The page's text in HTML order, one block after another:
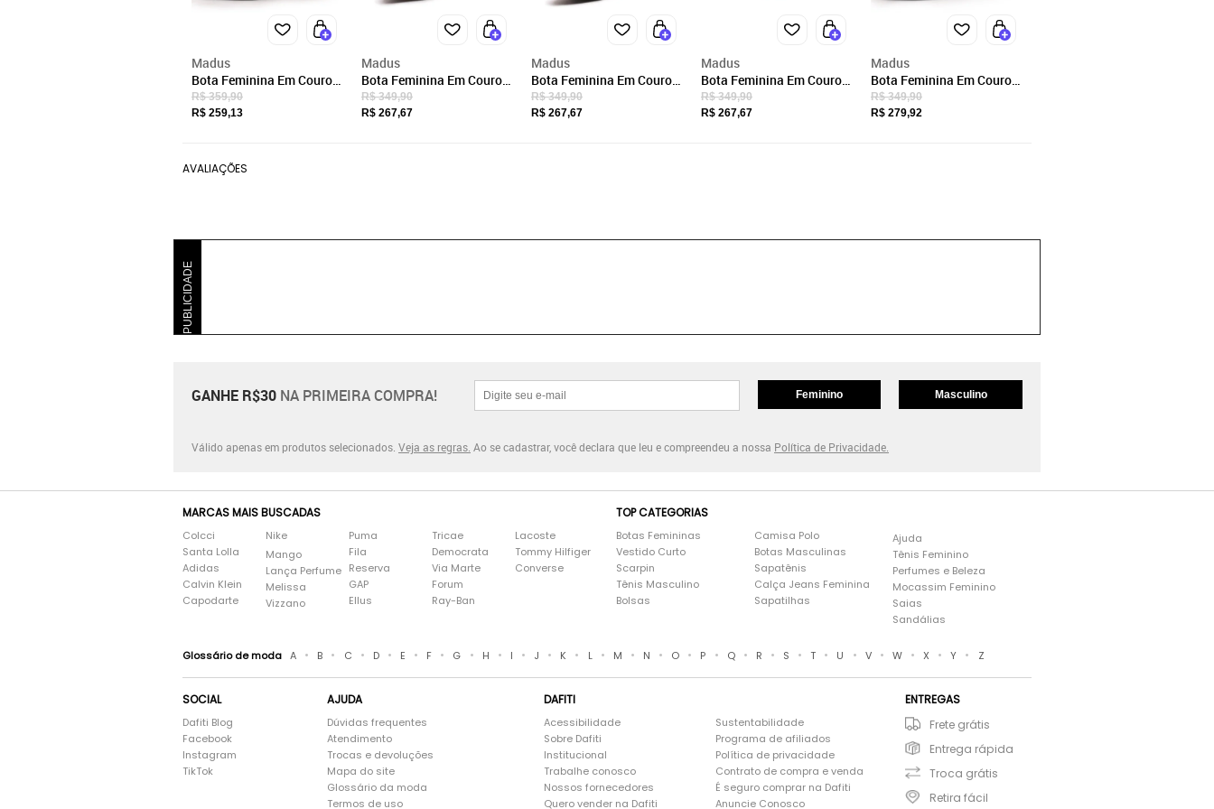
Madus
Bota Feminina Em Couro
Com Zíper Confortável
Caramelo
R$ 359,90
R$ 259,13
Madus
Bota Feminina Em Couro
Com Zíper Confortável
Fabiana Preto
R$ 349,90
R$ 267,67
Madus
Bota Feminina Em Couro
Com Zíper Confortável
Fabiana Café
R$ 349,90
R$ 267,67
Madus
Bota Feminina Em Couro
Com Zíper Confortável
Fabiana Caramelo
R$ 349,90
R$ 267,67
Madus
Bota Feminina Em Couro
Com Zíper Confortável
Luciana Preto
R$ 349,90
R$ 279,92
AVALIAÇÕES
PUBLICIDADE
GANHE R$30 NA PRIMEIRA COMPRA! Feminino Masculino
Válido apenas em produtos selecionados. Veja as regras. Ao se cadastrar, você declara que leu e compreendeu a nossa Política de Privacidade.
MARCAS MAIS BUSCADAS
Colcci
Santa Lolla
Adidas
Calvin Klein
Capodarte
Nike
Mango
Lança Perfume
Melissa
Vizzano
Puma
Fila
Reserva
GAP
Ellus
Tricae
Democrata
Via Marte
Forum
Ray-Ban
Lacoste
Tommy Hilfiger
Converse
TOP CATEGORIAS
Botas Femininas
Vestido Curto
Scarpin
Tênis Masculino
Bolsas
Camisa Polo
Botas Masculinas
Sapatênis
Calça Jeans Feminina
Sapatilhas
Ajuda
Tênis Feminino
Perfumes e Beleza
Mocassim Feminino
Saias
Sandálias
Glossário de moda A • B • C • D • E • F • G • H • I • J • K • L • M • N • O • P • Q • R • S • T • U • V • W • X • Y • Z
SOCIAL
Dafiti Blog
Facebook
Instagram
TikTok
AJUDA
Dúvidas frequentes
Atendimento
Trocas e devoluções
Mapa do site
Glossário da moda
Termos de uso
DAFITI
Acessibilidade
Sobre Dafiti
Institucional
Trabalhe conosco
Nossos fornecedores
Quero vender na Dafiti
Sustentabilidade
Programa de afiliados
Política de privacidade
Contrato de compra e venda
É seguro comprar na Dafiti
Anuncie Conosco
ENTREGAS
Frete grátis
Entrega rápida
Troca grátis
Retira fácil